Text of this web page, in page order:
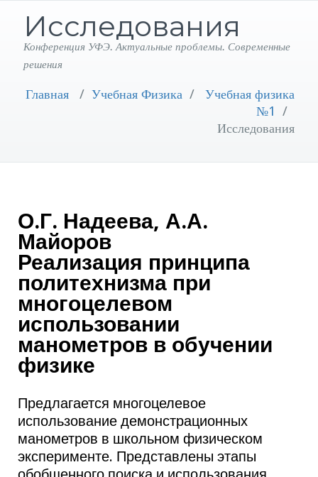
Исследования
Конференция УФЭ. Актуальные проблемы. Современные
решения
Главная / Учебная Физика / Учебная физика
№1
/
Исследования
О.Г. Надеева, А.А.
Майоров
Реализация принципа
политехнизма при
многоцелевом
использовании
манометров в обучении
физике
Предлагается многоцелевое
использование демонстрационных
манометров в школьном физическом
эксперименте. Представлены этапы